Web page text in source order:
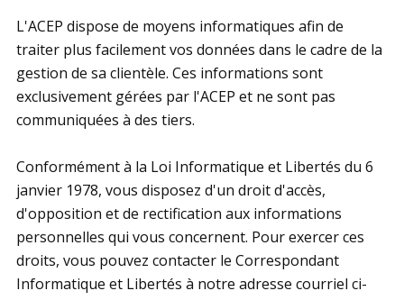
L'ACEP dispose de moyens informatiques afin de
traiter plus facilement vos données dans le cadre de la
gestion de sa clientèle. Ces informations sont
exclusivement gérées par l'ACEP et ne sont pas
communiquées à des tiers.
Conformément à la Loi Informatique et Libertés du 6
janvier 1978, vous disposez d'un droit d'accès,
d'opposition et de rectification aux informations
personnelles qui vous concernent. Pour exercer ces
droits, vous pouvez contacter le Correspondant
Informatique et Libertés à notre adresse courriel ci-